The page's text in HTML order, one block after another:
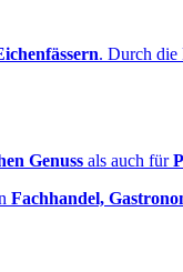
. Durch
Genuss als auch für
Fachhandel,